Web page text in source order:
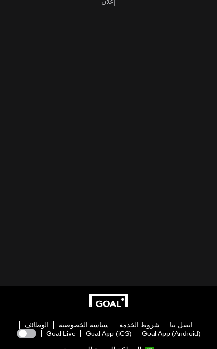
اتصل بنا شروط الخدمة سياسة الخصوصية
الوظائف
Goal App (Android)
Goal App (iOS)
Goal Live